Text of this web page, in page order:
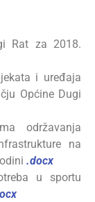
Rat za 2018.
i uređaja
Općine Dugi
održavanja
na
.docx
u sportu